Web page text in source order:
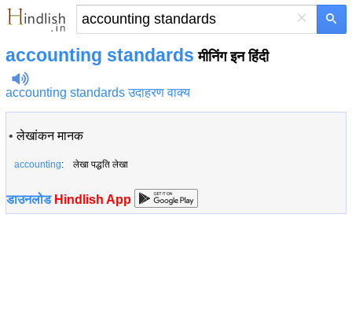
×
accounting standards मीनिंग इन हिंदी
accounting standards उदाहरण वाक्य
•लेखांकन मानक
accounting: लेखा पद्धति लेखा
डाउनलोड Hindlish App